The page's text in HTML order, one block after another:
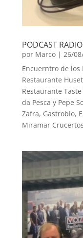
PODCAST
por Marco| 26/
Encuerntro de los
Restaurante
Restaurante
da Pesca y Pepe
Zafra, Gastrobio,
Miramar